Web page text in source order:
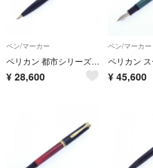
ペン/マーカー
ペリカン 都市シリーズK620上海 ボールペン
¥ 28,600
ペン/マーカー
¥ 45,600